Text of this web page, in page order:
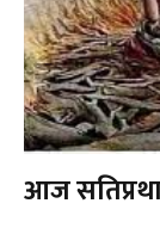
आज